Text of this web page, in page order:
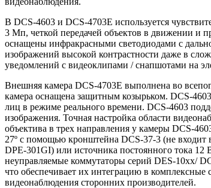
В DCS-4603 и DCS-4703E используется
3 Мп, четкой передачей объектов в движении и
оснащены инфракрасными светодиодами с
изображений высокой контрастности даже в
уведомлений с видеоклипами / снапшотами на
Внешняя камера DCS-4703E выполнена во
камера оснащена защитным козырьком. DCS-
лиц в режиме реального времени. DCS-4603
изображения. Точная настройка области
объектива в трех направления у камеры DCS-
27º с помощью кронштейна DCS-37-3 (не входит
DPE-301GI) или источника постоянного тока
неуправляемые коммутаторы серий DES-10xx/
что обеспечивает их интеграцию в
видеонаблюдения сторонних производителей.